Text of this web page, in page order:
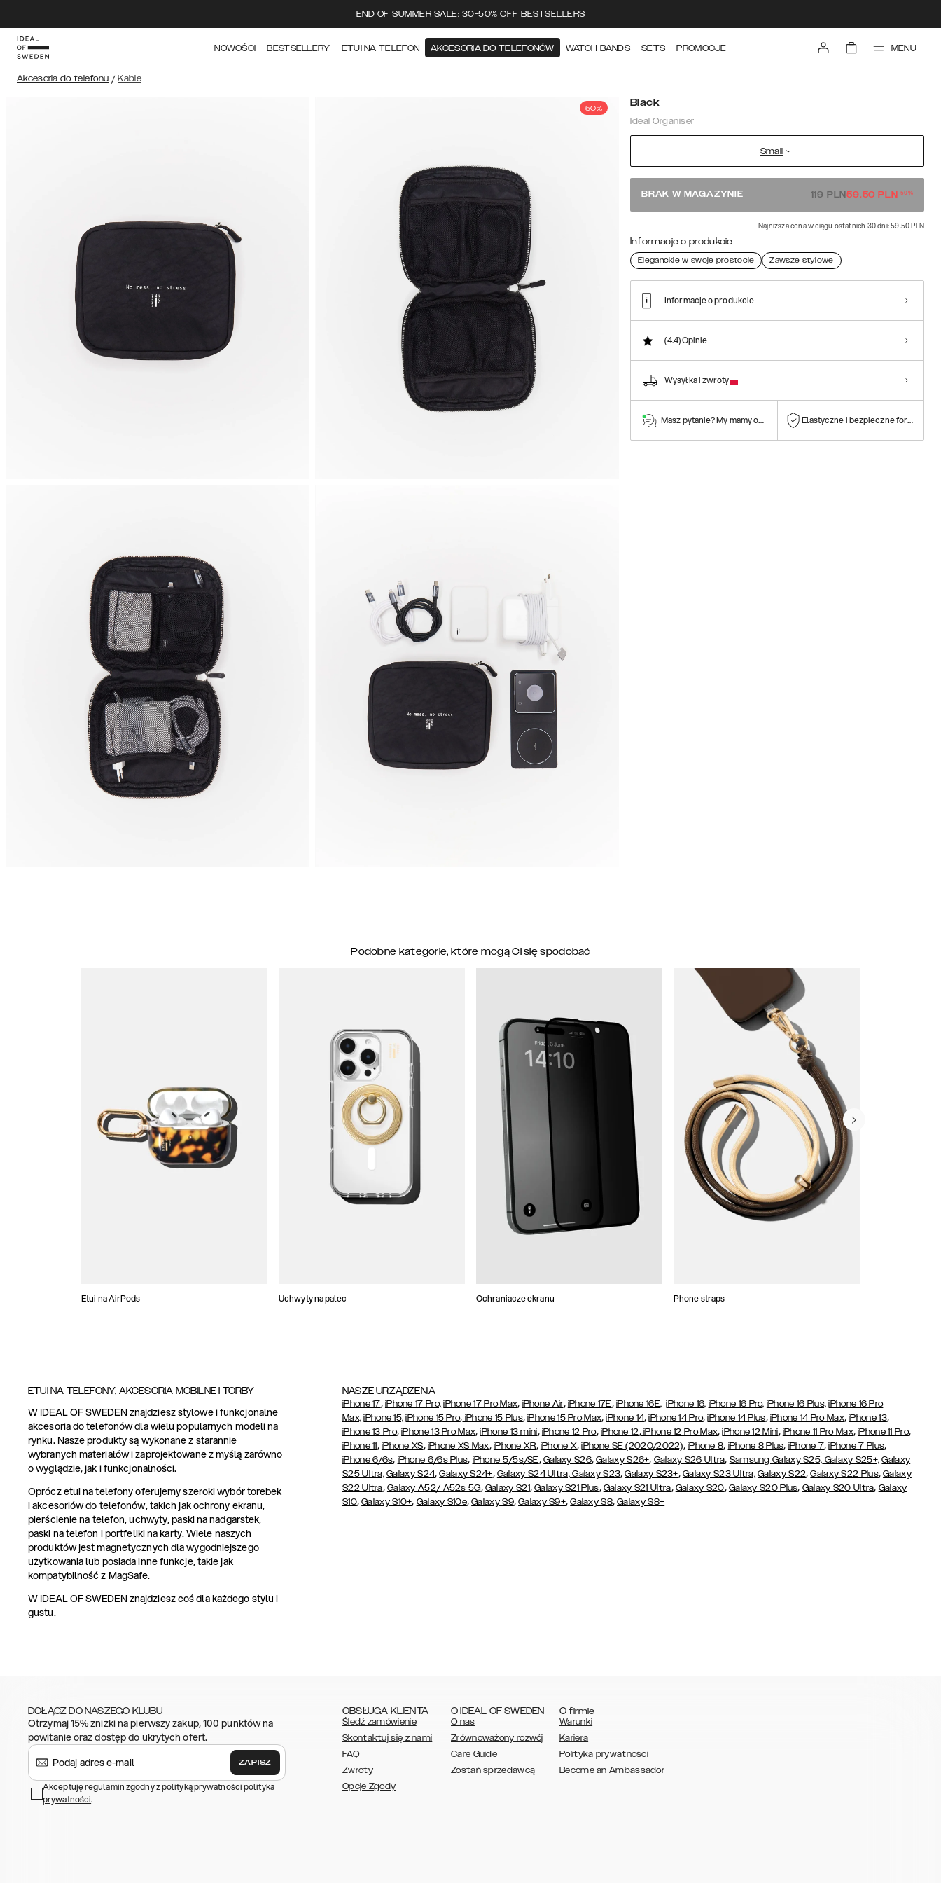
END OF SUMMER SALE: 30-50% OFF BESTSELLERS
NOWOŚCI BESTSELLERY ETUI NA TELEFON AKCESORIA DO TELEFONÓW WATCH BANDS SETS PROMOCJE MENU
Akcesoria do telefonu / Kable
50% Black
Ideal Organiser
Small
BRAK W MAGAZYNIE 119PLN59.50 PLN-50%
Najniższa cena w ciągu ostatnich 30 dni: 59.50 PLN
Informacje o produkcie
Eleganckie w swoje prostocie Zawsze stylowe
Informacje o produkcie
(4.4)Opinie
Wysyłka i zwroty
Masz pytanie? My mamy odpowiedź! Elastyczne i bezpieczne formy
Podobne kategorie, które mogą Ci się spodobać
Etui na AirPods Uchwyty na palec Ochraniacze ekranu Phone straps
ETUI NA TELEFONY, AKCESORIA MOBILNE I TORBY
W IDEAL OF SWEDEN znajdziesz stylowe i funkcjonalne
akcesoria do telefonów dla wielu popularnych modeli na
rynku. Nasze produkty są wykonane z starannie
wybranych materiałów i zaprojektowane z myślą zarówno
o wyglądzie, jak i funkcjonalności.
Oprócz etui na telefony oferujemy szeroki wybór torebek
i akcesoriów do telefonów, takich jak ochrony ekranu,
pierścienie na telefon, uchwyty, paski na nadgarstek,
paski na telefon i portfeliki na karty. Wiele naszych
produktów jest magnetycznych dla wygodniejszego
użytkowania lub posiada inne funkcje, takie jak
kompatybilność z MagSafe.
W IDEAL OF SWEDEN znajdziesz coś dla każdego stylu i
gustu.
NASZE URZĄDZENIA
iPhone 17, iPhone 17 Pro, iPhone 17 Pro Max, iPhone Air, iPhone 17E, iPhone 16E, iPhone 16, iPhone 16 Pro, iPhone 16 Plus, iPhone 16 Pro
Max, iPhone 15, iPhone 15 Pro, iPhone 15 Plus,iPhone 15 Pro Max,iPhone 14,iPhone 14 Pro,iPhone 14 Plus, iPhone 14 Pro Max,iPhone 13,
iPhone 13 Pro,iPhone 13 Pro Max,iPhone 13 mini, iPhone 12 Pro, iPhone 12,iPhone 12 Pro Max,iPhone 12 Mini, iPhone 11 Pro Max,iPhone 11 Pro,
iPhone 11, iPhone XS, iPhone XS Max, iPhone XR, iPhone X,iPhone SE (2020/2022), iPhone 8, iPhone 8 Plus, iPhone 7,iPhone 7 Plus,
iPhone 6/6s, iPhone 6/6s Plus, iPhone 5/5s/SE, Galaxy S26,Galaxy S26+, Galaxy S26 Ultra, Samsung Galaxy S25, Galaxy S25+, Galaxy
S25 Ultra, Galaxy S24,Galaxy S24+, Galaxy S24 Ultra,Galaxy S23,Galaxy S23+, Galaxy S23 Ultra, Galaxy S22,Galaxy S22 Plus,Galaxy
S22 Ultra, Galaxy A52/ A52s 5G, Galaxy S21,Galaxy S21 Plus, Galaxy S21 Ultra, Galaxy S20, Galaxy S20 Plus, Galaxy S20 Ultra, Galaxy
S10,Galaxy S10+, Galaxy S10e,Galaxy S9,Galaxy S9+,Galaxy S8,Galaxy S8+
DOŁĄCZ DO NASZEGO KLUBU
Otrzymaj 15% zniżki na pierwszy zakup, 100 punktów na
powitanie oraz dostęp do ukrytych ofert.
ZAPISZ
Akceptuję regulamin zgodny z polityką prywatnościpolityka
prywatności.
OBSŁUGA KLIENTA
Śledź zamówienie
Skontaktuj się z nami
FAQ
Zwroty
Opcje Zgody
O IDEAL OF SWEDEN
O nas
Zrównoważony rozwój
Care Guide
Zostań sprzedawcą
O firmie
Warunki
Kariera
Polityka prywatności
Become an Ambassador